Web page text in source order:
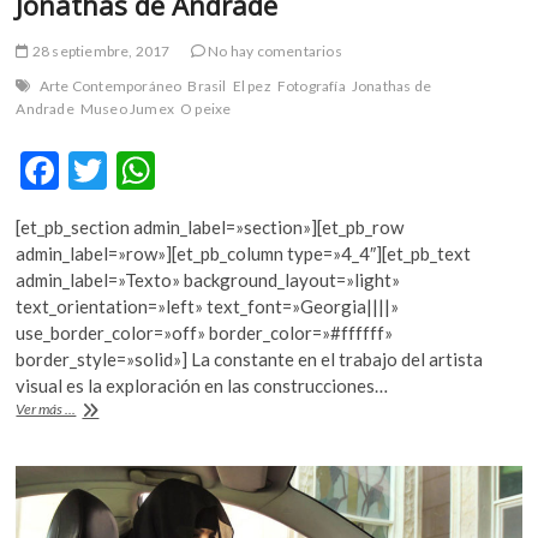
28 septiembre, 2017
No hay comentarios
Arte Contemporáneo Brasil El pez Fotografía Jonathas de
Andrade Museo Jumex O peixe
F
e
b
o
o
k
T
itt
er
at
s
A
p
p
[et_pb_section admin_label=»section»][et_pb_row
admin_label=»row»][et_pb_column type=»4_4″][et_pb_text
admin_label=»Texto» background_layout=»light»
text_orientation=»left» text_font=»Georgia||||»
use_border_color=»off» border_color=»#ffffff»
border_style=»solid»] La constante en el trabajo del artista
visual es la exploración en las construcciones…
Ver más ...
Llega
primera
exposición